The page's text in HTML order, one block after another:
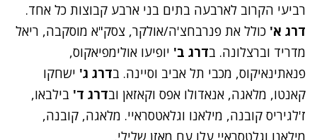
רביעי הקרוב לארבעה בתים בני ארבע קבוצות כל אחד.
דרג א' כולל את פנרבחצ'ה/אולקר, צסק"א מוסקבה, ריאל
מדריד וברצלונה. בדרג ב' יופיעו אולימפיאקוס,
פנאתינאיקוס, מכבי תל אביב וסיינה. בדרג ג' ישחקו
קאנטו, מלאגה, אנאדולו אפס וקאזאן ובדרג ד' בילבאו,
ז'לגיריס קובנה, מילאנו וגלאטסראיי. מלאגה, קובנה,
מילאנו וגלטסראיי עלו עם מאזן שלילי.